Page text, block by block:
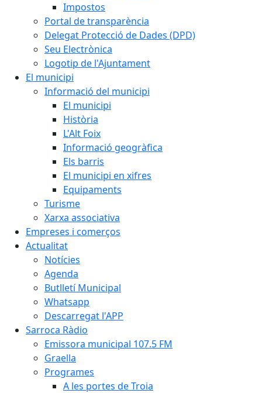
Impostos
Portal de transparència
Delegat Protecció de Dades (DPD)
Seu Electrònica
Logotip de l'Ajuntament
El municipi
Informació del municipi
El municipi
Història
L'Alt Foix
Informació geogràfica
Els barris
El municipi en xifres
Equipaments
Turisme
Xarxa associativa
Empreses i comerços
Actualitat
Notícies
Agenda
Butlletí Municipal
Whatsapp
Descarregat l'APP
Sarroca Ràdio
Emissora municipal 107.5 FM
Graella
Programes
A les portes de Troia